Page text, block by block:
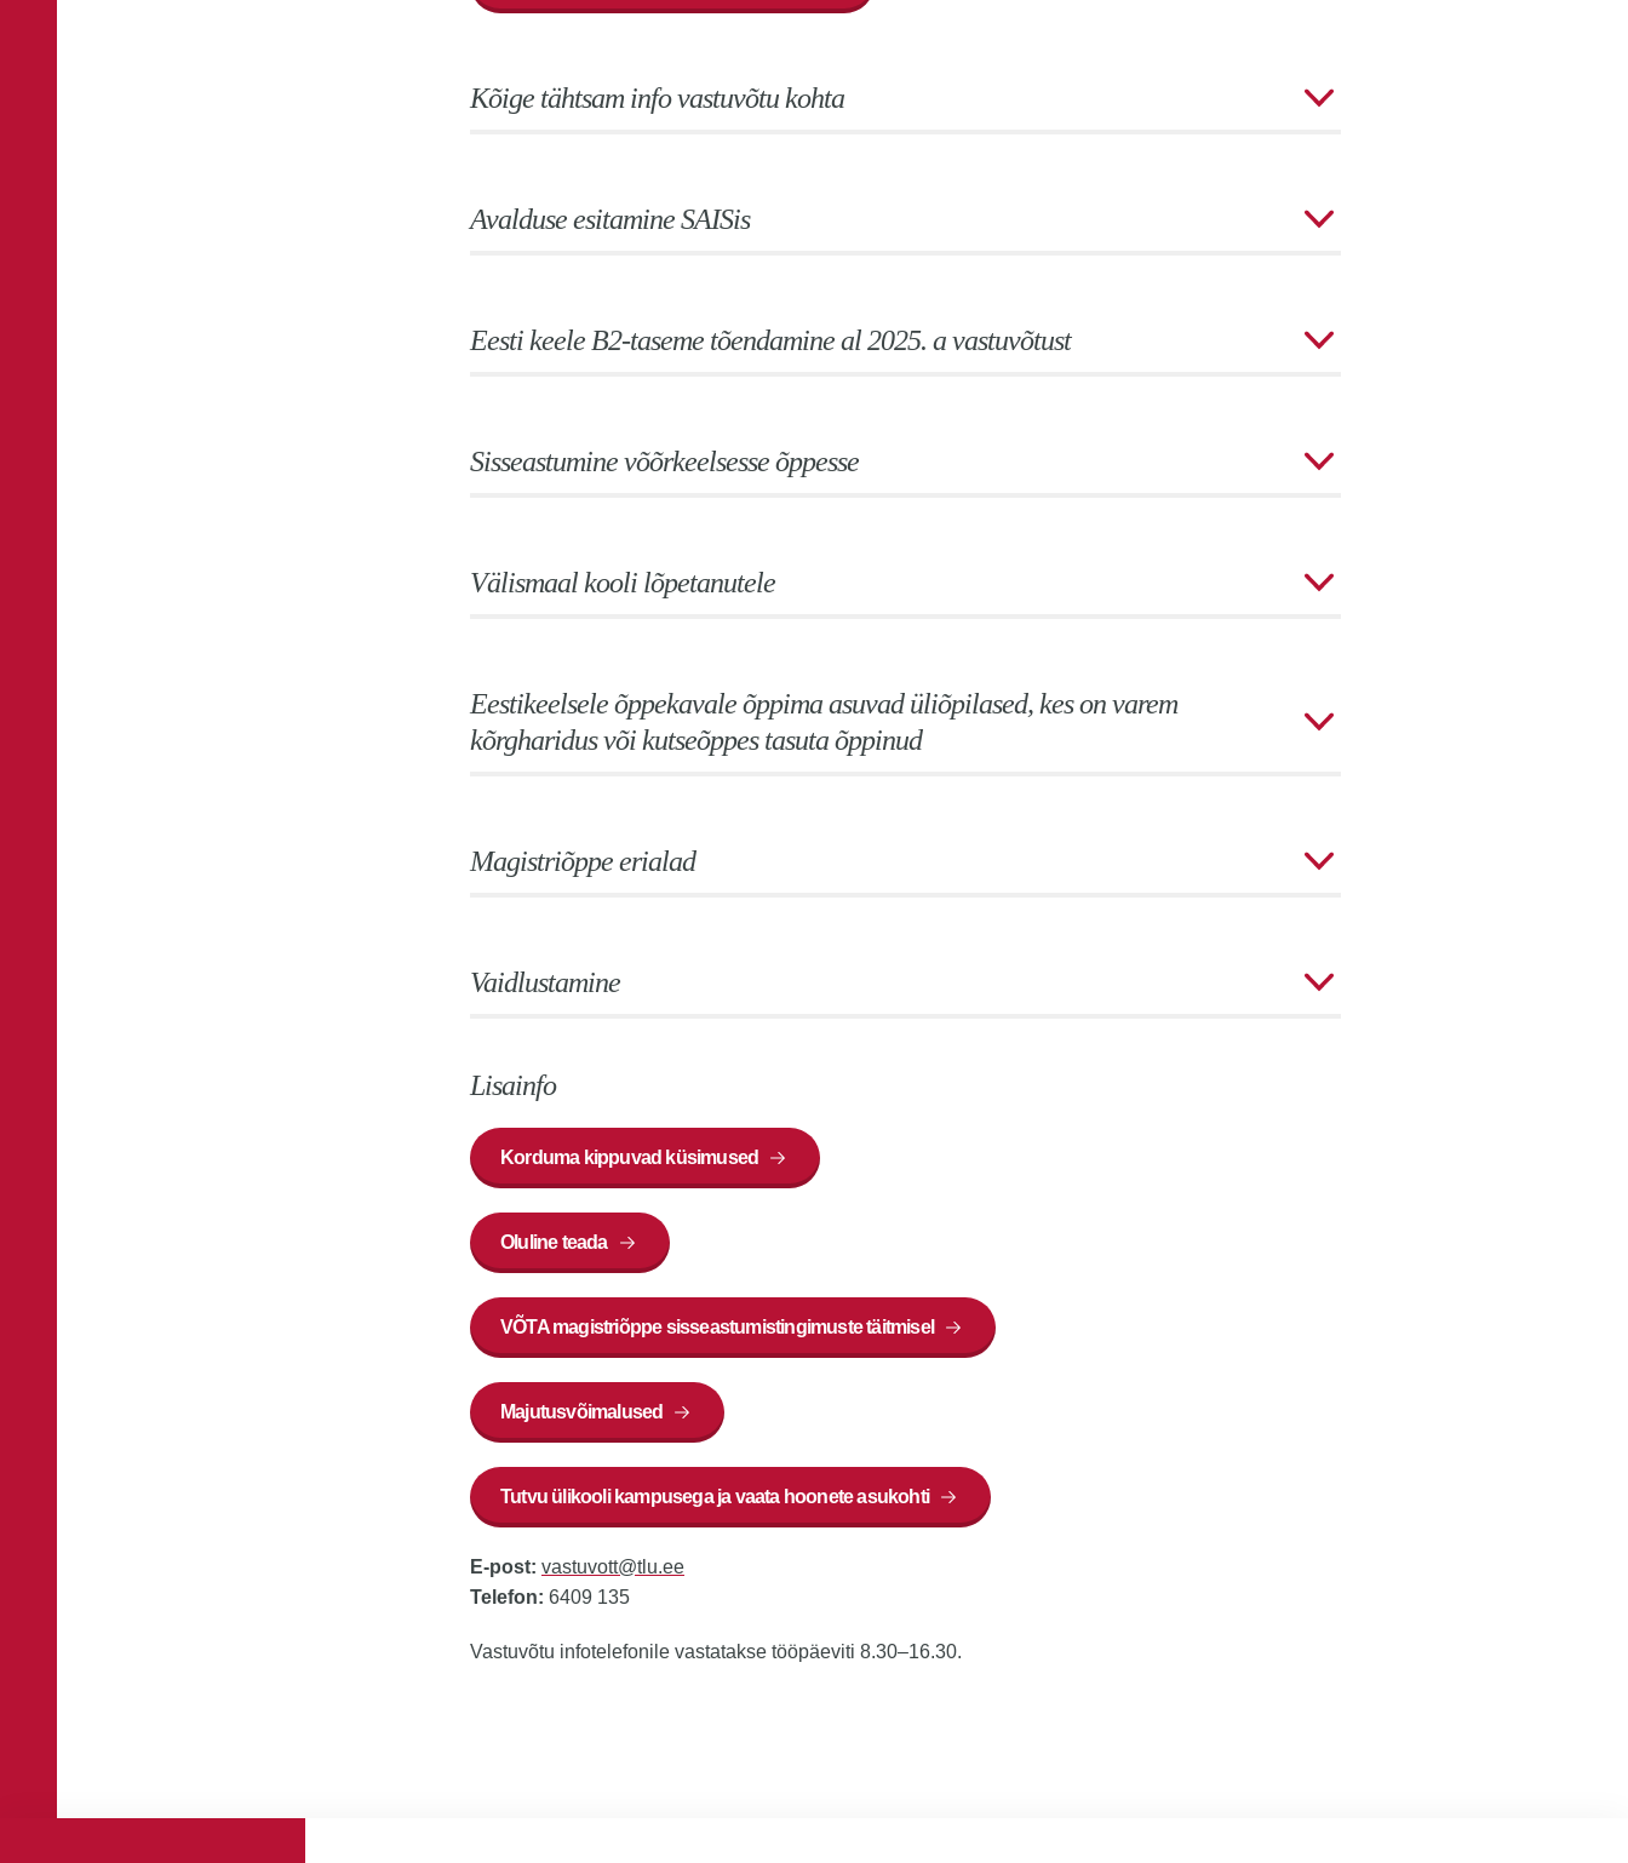
Kõige tähtsam info vastuvõtu kohta
Avalduse esitamine SAISis
Eesti keele B2-taseme tõendamine al 2025. a vastuvõtust
Sisseastumine võõrkeelsesse õppesse
Välismaal kooli lõpetanutele
Eestikeelsele õppekavale õppima asuvad üliõpilased, kes on varem
kõrgharidus või kutseõppes tasuta õppinud
Magistriõppe erialad
Vaidlustamine
Lisainfo
Korduma kippuvad küsimused
Oluline teada
VÕTA magistriõppe sisseastumistingimuste täitmisel
Majutusvõimalused
Tutvu ülikooli kampusega ja vaata hoonete asukohti
E-post: vastuvott@tlu.ee
Telefon: 6409 135
Vastuvõtu infotelefonile vastatakse tööpäeviti 8.30–16.30.